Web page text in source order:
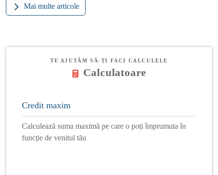
Mai multe articole
TE AJUTĂM SĂ-ȚI FACI CALCULELE
Calculatoare
Credit maxim
Calculează suma maximă pe care o poți împrumuta în
funcție de venitul tău